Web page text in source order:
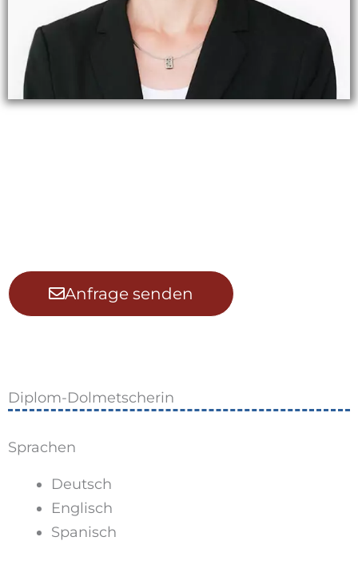
Anfrage senden
Diplom-Dolmetscherin
Sprachen
Deutsch
Englisch
Spanisch